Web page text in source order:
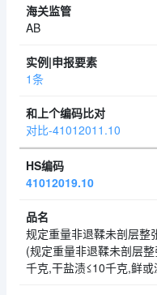
AB
1条
对比-41012011.10
41012019.10
规定重量非退鞣未剖层整
(规定重量非退鞣未剖层
千克,干盐渍≤10千克,鲜